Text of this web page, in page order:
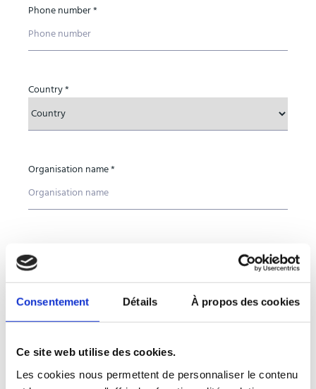
Consentement Détails À propos des cookies
Ce site web utilise des cookies.
Les cookies nous permettent de personnaliser le contenu
Phone number *
Country *
Organisation name *